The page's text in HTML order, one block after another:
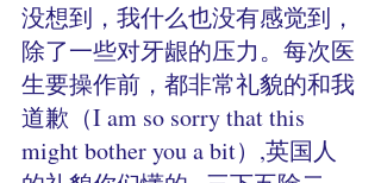
没想到，我什么也没有感觉到，
除了一些对牙龈的压力。每次医
生要操作前，都非常礼貌的和我
道歉（I am so sorry that this
might bother you a bit）,英国人